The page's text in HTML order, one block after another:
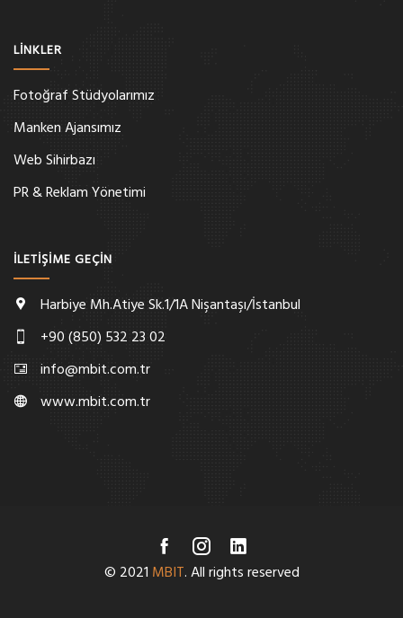
LİNKLER
Fotoğraf Stüdyolarımız
Manken Ajansımız
Web Sihirbazı
PR & Reklam Yönetimi
İLETİŞİME GEÇİN
Harbiye Mh.Atiye Sk.1/1A Nişantaşı/İstanbul
+90 (850) 532 23 02
info@mbit.com.tr
www.mbit.com.tr
© 2021 MBIT. All rights reserved